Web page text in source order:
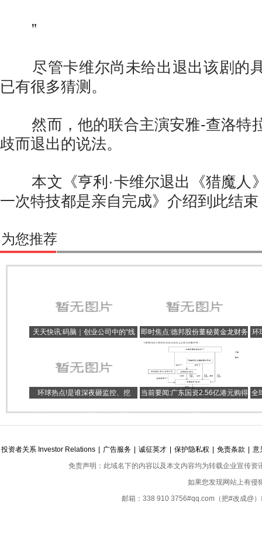
”
尽管卡维尔尚未给出退出该剧的
已有很多猜测。
然而，他的联合主演安雅-查洛特
歧而退出的说法。
本文《亨利·卡维尔退出《猎魔人
一次特技都是亲自完成》介绍到此结
为您推荐
天天快讯:码脑｜创业公司中的“线
即时焦点:德邦股份董秘黄金龙财务
出身提拔早 有子公司违规被罚款
环
环球热点!是谁深夜砸监控、挖
当前要闻:广东国资2.56亿港元购得 全
投资者关系 Investor Relations 广告服务 诚征英才 保护隐私权 免责条款
意
免责声明：此域名下的内容以及本文内容均为转载企业宣传
如果您发现网站上有侵
邮箱：338 910 3756#qq.com（把#改成@